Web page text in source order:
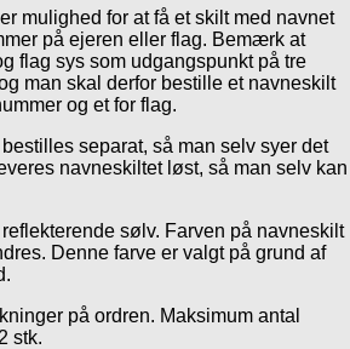
mulighed for at få et skilt med navnet
på ejeren eller flag. Bemærk at
flag sys som udgangspunkt på tre
man skal derfor bestille et navneskilt
og et for flag.
separat, så man selv syer det
navneskiltet løst, så man selv kan
sølv. Farven på navneskilt
Denne farve er valgt på grund af
på ordren. Maksimum antal
stk.